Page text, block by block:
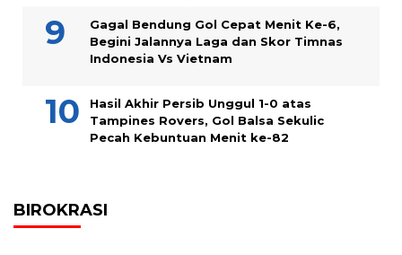
Gagal Bendung Gol Cepat Menit Ke-6,
Begini Jalannya Laga dan Skor Timnas
Indonesia Vs Vietnam
Hasil Akhir Persib Unggul 1-0 atas
Tampines Rovers, Gol Balsa Sekulic
Pecah Kebuntuan Menit ke-82
BIROKRASI